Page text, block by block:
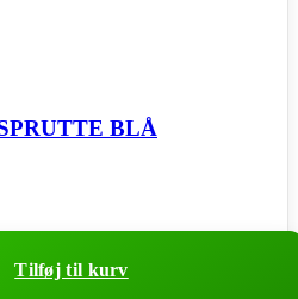
BLÅ
Tilføj til kurv